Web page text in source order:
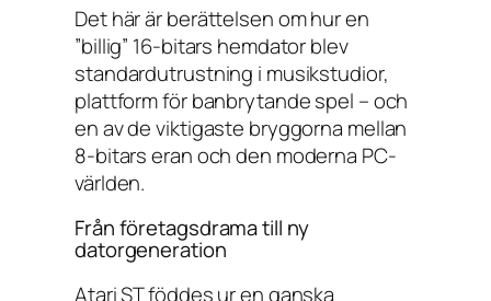
Det här är berättelsen om hur en
”billig” 16-bitars hemdator blev
standardutrustning i musikstudior,
plattform för banbrytande spel – och
en av de viktigaste bryggorna mellan
8-bitars eran och den moderna PC-
världen.
Från företagsdrama till ny
datorgeneration
Atari ST föddes ur en ganska